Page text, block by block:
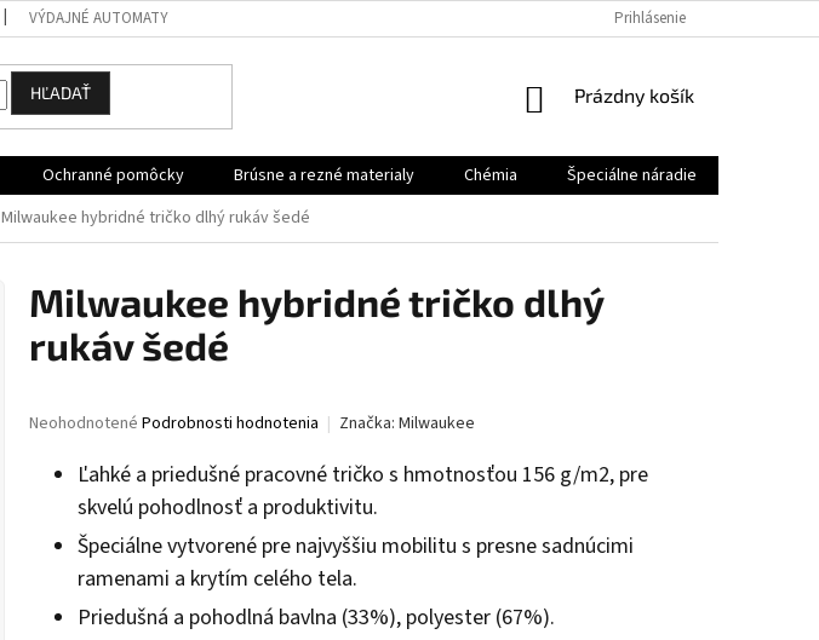
VÝDAJNÉ AUTOMATY Prihlásenie
HĽADAŤ
NÁKUPNÝ
Prázdny košík
Ochranné pomôcky Brúsne a rezné materialy Chémia Špeciálne náradie
Milwaukee hybridné tričko dlhý rukáv šedé
Milwaukee hybridné tričko dlhý
rukáv šedé
Priemerné
produktu
hviezdičiek.
Neohodnotené Podrobnosti hodnotenia Značka: Milwaukee
Ľahké a priedušné pracovné tričko s hmotnosťou 156 g/m2, pre
skvelú pohodlnosť a produktivitu.
Špeciálne vytvorené pre najvyššiu mobilitu s presne sadnúcimi
ramenami a krytím celého tela.
Priedušná a pohodlná bavlna (33%), polyester (67%).